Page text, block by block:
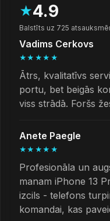
★4.9
Balstīts uz 725
Vadims Cerkovs
★★★★★
Ātrs, kvalitatīvs
portu, bet beigās
viss strādā. Foršs
Anete Paegle
★★★★★
Profesionāla un
manam iPhone 13
izcils - telefons
komandai, kas